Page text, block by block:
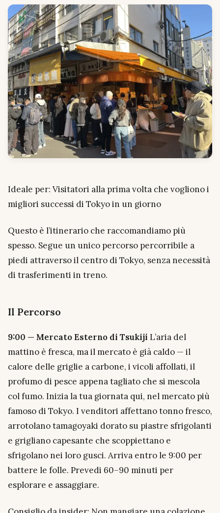
Ideale per: Visitatori alla prima volta che vogliono i
migliori successi di Tokyo in un giorno
Questo è l’itinerario che raccomandiamo più
spesso. Segue un unico percorso percorribile a
piedi attraverso il centro di Tokyo, senza necessità
di trasferimenti in treno.
Il Percorso
9:00 — Mercato Esterno di Tsukiji L’aria del
mattino è fresca, ma il mercato è già caldo — il
calore delle griglie a carbone, i vicoli affollati, il
profumo di pesce appena tagliato che si mescola
col fumo. Inizia la tua giornata qui, nel mercato più
famoso di Tokyo. I venditori affettano tonno fresco,
arrotolano tamagoyaki dorato su piastre sfrigolanti
e grigliano capesante che scoppiettano e
sfrigolano nei loro gusci. Arriva entro le 9:00 per
battere le folle. Prevedi 60–90 minuti per
esplorare e assaggiare.